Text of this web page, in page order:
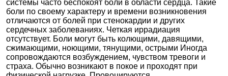
системы часто беспокоят боли в области сердца. Такие
боли по своему характеру и времени возникновения
отличаются от болей при стенокардии и других
сердечных заболеваниях. Четкая иррадиация
отсутствует. Боли могут быть колющими, давящими,
сжимающими, ноющими, тянущими, острыми Иногда
сопровождаются возбуждением, чувством тревоги и
страха. Обычно возникают в покое и проходят при